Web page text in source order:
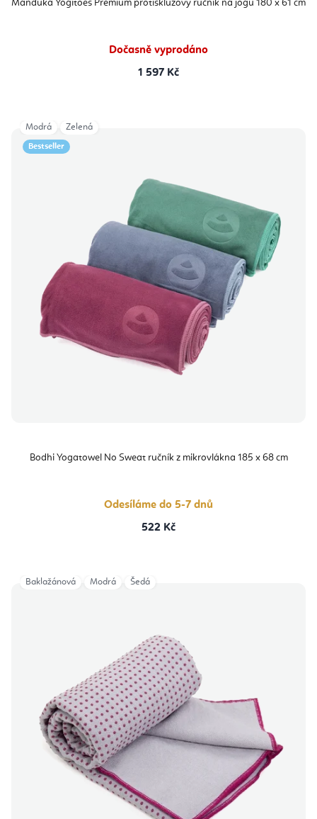
Manduka Yogitoes Premium protiskluzový ručník na jógu 180 x 61 cm
Dočasně vyprodáno
1 597 Kč
Bestseller
Bodhi Yogatowel No Sweat ručník z mikrovlákna 185 x 68 cm
Odesíláme do 5-7 dnů
522 Kč
Modrá Zelená
Baklažánová Modrá Šedá